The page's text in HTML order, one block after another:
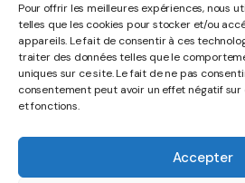
Pour offrir les meilleures expériences, nous
telles que les cookies pour stocker et/ou
appareils. Le fait de consentir à ces
traiter des données telles que le
uniques sur ce site. Le fait de ne pas
consentement peut avoir un effet négatif
et fonctions.
Accepter
pagesCatégorie
contact@marquiant.fr